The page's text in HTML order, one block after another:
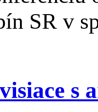
SR v
s